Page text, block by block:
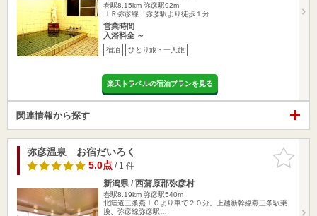
巻駅8.15km 弥彦駅92m
ＪＲ弥彦線 弥彦駅より徒歩１分
営業時間
入浴料金 ～
宿泊 ひとり旅・一人旅
楽天トラベルの宿泊プランを見る
関連情報から探す
お気に入
りに追加
弥彦温泉 お宿だいろく
5.0点/ 1 件
新潟県 / 西蒲原郡弥彦村
巻駅8.19km 弥彦駅540m
北陸道三条燕ＩＣより車で２０分。上越新幹線燕三条駅乗
換、弥彦線弥彦駅…